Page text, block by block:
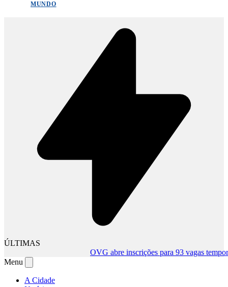
MUNDO
ÚLTIMAS
OVG abre inscrições para 93 vagas
Menu
A Cidade